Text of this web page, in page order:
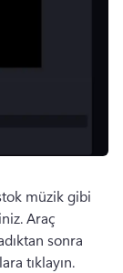
müzik gibi
Araç
sonra